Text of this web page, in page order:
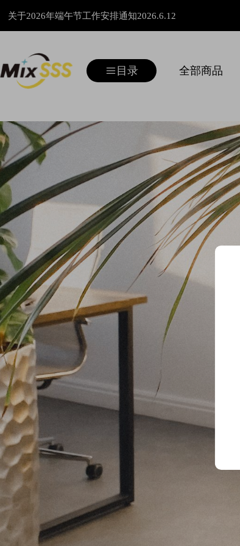
关于2026年端午节工作安排通知2026.6.12
关于2026年清明节工作安排通知2026.4.1
全系产品价格调整公告2025.10.17
关于2025年国庆中秋节工作安排通知2025.9.23
产品升级通知2025.09.08
美国劳工节仓库放假通知2025.8.29
全系产品价格调整公告2025.07.08
产品信息变更通知2025.07.15
关于2026年端午节工作安排通知2026.6.12
目录
箱包
户外
运动
庭院家具
屏风
家居其他
沙发/床
桌椅
床头柜
厨房
商用
汽配五金
商用桌椅
宠物
猫树/爬架
宠物屋/笼
猫狗玩具/猫爬架
猫狗日用
异宠用品/兔子用品
猫狗玩具
猫狗日用/笼子
猫狗日用/猫狗窝
家禽用品/鸡类用品
猫狗出行
儿童
品牌童车
乘骑童车
摩托车配件
发动机壳
开关
靠背架/后货架
把端
油箱盖
仪表支架
灯系列（尾灯和转向灯）
其它
车把支架 /顶部压块
脚踏板
防摔胶
玩具、儿童
童车/电动-轿车/SUV
童车/电动-沙滩/卡丁/赛车
童车/电动-救护/消防/警车
儿童箱包
童车/电动-吉普/皮卡/越野
童车/学步车
其他
家居、花园、园艺类
家装建材
阳台/户外/花架/装饰架
餐厅家具/酒柜/架
生活日用
家装建材/浴室用品
宠物
全部商品